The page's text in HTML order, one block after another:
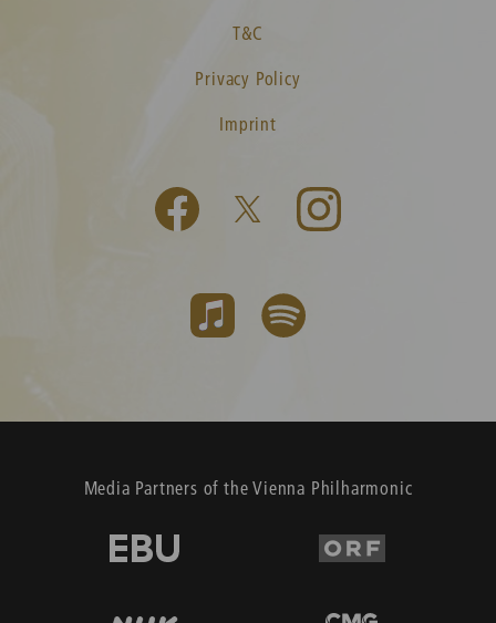
T&C
Privacy Policy
Imprint
Media Partners of the Vienna Philharmonic